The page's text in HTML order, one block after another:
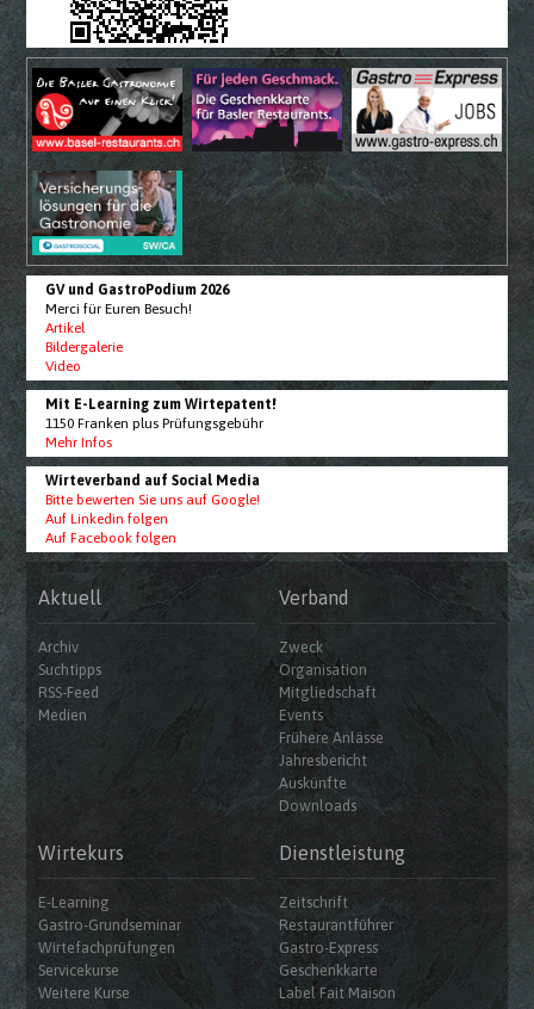
GV und GastroPodium 2026
Merci für Euren Besuch!
Artikel
Bildergalerie
Video
Mit E-Learning zum Wirtepatent!
1150 Franken plus Prüfungsgebühr
Mehr Infos
Wirteverband auf Social Media
Bitte bewerten Sie uns auf Google!
Auf Linkedin folgen
Auf Facebook folgen
Aktuell
Archiv
Suchtipps
RSS-Feed
Medien
Verband
Zweck
Organisation
Mitgliedschaft
Events
Frühere Anlässe
Jahresbericht
Auskünfte
Downloads
Wirtekurs
E-Learning
Gastro-Grundseminar
Wirtefachprüfungen
Servicekurse
Weitere Kurse
Dienstleistung
Zeitschrift
Restaurantführer
Gastro-Express
Geschenkkarte
Label Fait Maison